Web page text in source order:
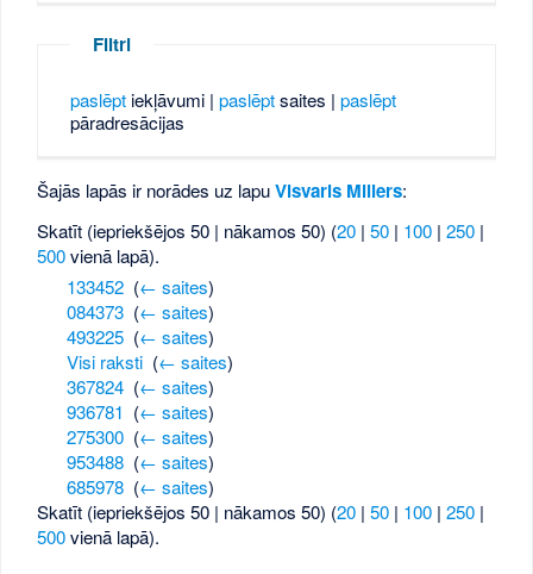
Filtri
paslēptiekļāvumi | paslēptsaites | paslēpt
pāradresācijas
Šajās lapās ir norādes uz lapuVisvaris Millers:
Skatīt (iepriekšējos 50 | nākamos 50) (20 |50 | 100 |250 |
500vienā lapā).
133452‎ (← saites)
084373‎ (← saites)
493225‎ (← saites)
Visi raksti‎ (← saites)
367824‎ (← saites)
936781 (← saites)
275300‎ (← saites)
953488‎ (← saites)
685978‎ (← saites)
Skatīt (iepriekšējos 50 | nākamos 50) (20 |50 | 100 |250 |
500vienā lapā).